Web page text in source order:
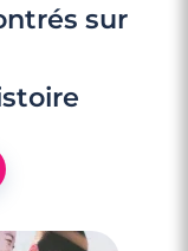
sur